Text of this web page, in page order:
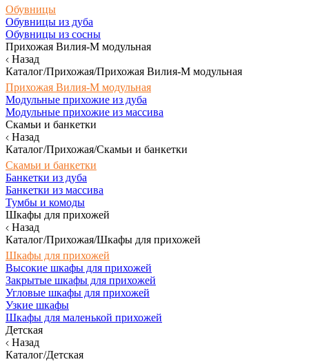
Обувницы
Обувницы из дуба
Обувницы из сосны
Прихожая Вилия-М модульная
Назад
Каталог/Прихожая/Прихожая Вилия-М модульная
Прихожая Вилия-М модульная
Модульные прихожие из дуба
Модульные прихожие из массива
Скамьи и банкетки
Назад
Каталог/Прихожая/Скамьи и банкетки
Скамьи и банкетки
Банкетки из дуба
Банкетки из массива
Тумбы и комоды
Шкафы для прихожей
Назад
Каталог/Прихожая/Шкафы для прихожей
Шкафы для прихожей
Высокие шкафы для прихожей
Закрытые шкафы для прихожей
Угловые шкафы для прихожей
Узкие шкафы
Шкафы для маленькой прихожей
Детская
Назад
Каталог/Детская